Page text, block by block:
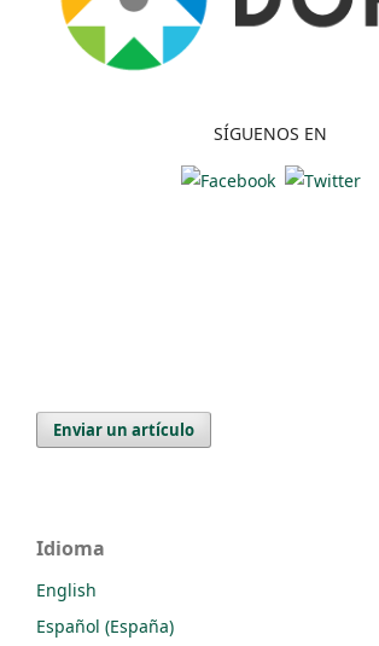
SÍGUENOS EN
Enviar un artículo
Idioma
English
Español (España)